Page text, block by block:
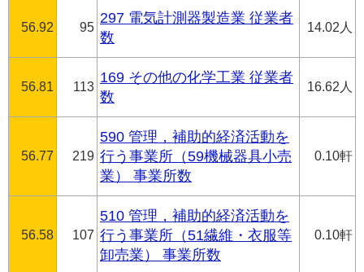
56.92 95
297 電気計測器製造業 従業者
数
14.02人
56.81 113
169 その他の化学工業 従業者
数
16.62人
56.77 219
590 管理，補助的経済活動を
行う事業所（59機械器具小売
業） 事業所数
0.10軒
56.58 107
510 管理，補助的経済活動を
行う事業所（51繊維・衣服等
卸売業） 事業所数
0.10軒